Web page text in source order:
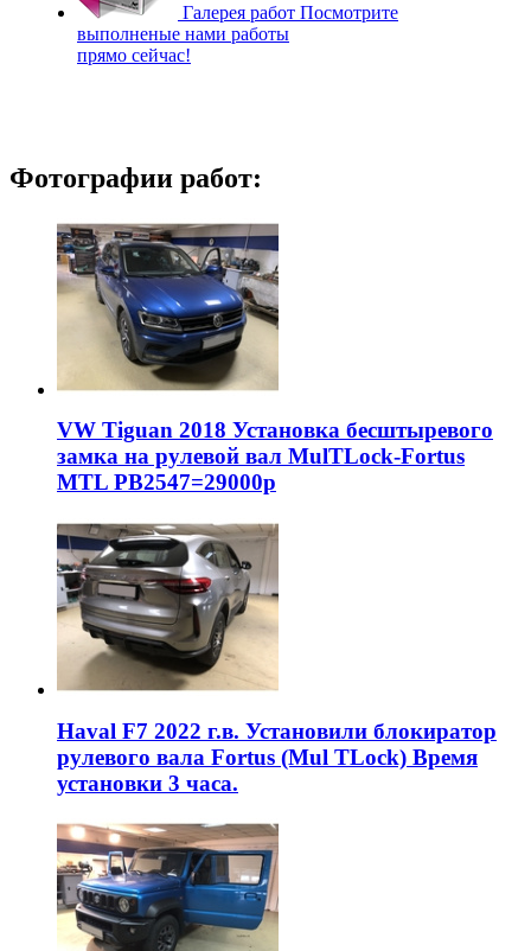
Галерея работ Посмотрите
выполненые нами работы
прямо сейчас!
Фотографии работ:
VW Tiguan 2018 Установка бесштыревого
замка на рулевой вал MulTLock-Fortus
MTL РВ2547=29000р
Haval F7 2022 г.в. Установили блокиратор
рулевого вала Fortus (Mul TLock) Время
установки 3 часа.